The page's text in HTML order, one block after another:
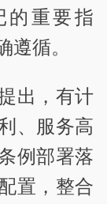
重要指
遵循。
出，有计
、服务高
例部署落
置，整合